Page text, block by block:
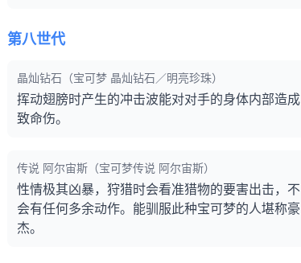
第八世代
晶灿钻石（宝可梦 晶灿钻石／明亮珍珠）
挥动翅膀时产生的冲击波能对对手的身体内部造成
致命伤。
传说 阿尔宙斯（宝可梦传说 阿尔宙斯）
性情极其凶暴，狩猎时会看准猎物的要害出击，不
会有任何多余动作。能驯服此种宝可梦的人堪称豪
杰。